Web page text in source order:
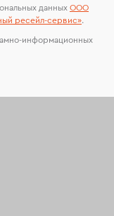
данных ООО
ресейл-сервиc».
информационных